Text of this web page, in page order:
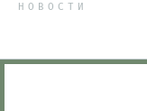
НОВОСТИ